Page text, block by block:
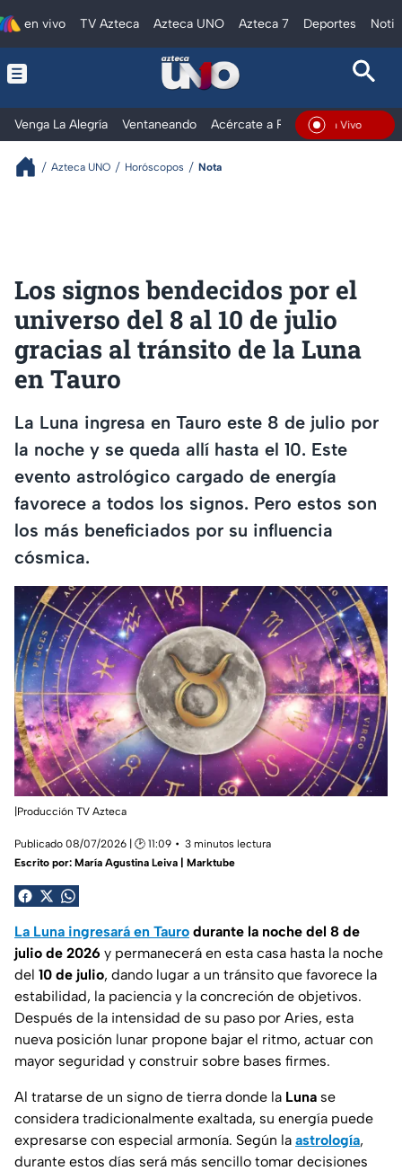
en vivo TV Azteca Azteca UNO Azteca 7 Deportes
Venga La Alegría Ventaneando Acércate a Rocío Al Extremo
En Vivo
Azteca UNO Horóscopos Nota
Los signos bendecidos por el
universo del 8 al 10 de julio
gracias al tránsito de la Luna
en Tauro
La Luna ingresa en Tauro este 8 de julio por
la noche y se queda allí hasta el 10. Este
evento astrológico cargado de energía
favorece a todos los signos. Pero estos son
los más beneficiados por su influencia
cósmica.
|Producción TV Azteca
Publicado 08/07/2026 | 🕑 11:09
3 minutos lectura
Escrito por: María Agustina Leiva | Marktube
La Luna ingresará en Tauro durante la noche del 8 de
julio de 2026 y permanecerá en esta casa hasta la noche
del 10 de julio, dando lugar a un tránsito que favorece la
estabilidad, la paciencia y la concreción de objetivos.
Después de la intensidad de su paso por Aries, esta
nueva posición lunar propone bajar el ritmo, actuar con
mayor seguridad y construir sobre bases firmes.
Al tratarse de un signo de tierra donde la Luna se
considera tradicionalmente exaltada, su energía puede
expresarse con especial armonía. Según la astrología,
durante estos días será más sencillo tomar decisiones